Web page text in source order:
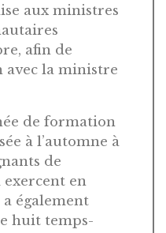
aux ministres
afin de
avec la ministre
de formation
à l’automne à
de
en
également
huit temps-